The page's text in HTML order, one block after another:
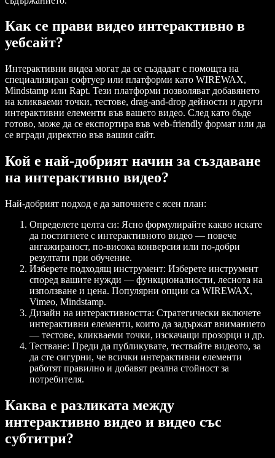
Как се прави видео интерактивно в
уебсайт?
Интерактивни видеа могат да се създадат с помощта на
специализиран софтуер или платформи като WIREWAX,
Mindstamp или Rapt. Тези платформи позволяват добавянето
на кликваеми точки, тестове, drag-and-drop дейности и други
интерактивни елементи във вашето видео. След като бъде
готово, може да се експортира във web-friendly формат или да
се вгради директно във вашия сайт.
Кой е най-добрият начин за създаване
на интерактивно видео?
Най-добрият подход е да започнете с ясен план:
Определете целта си: Ясно формулирайте какво искате
да постигнете с интерактивното видео — повече
ангажираност, по-висока конверсия или по-добри
резултати при обучение.
Изберете подходящ инструмент: Изберете инструмент
според вашите нужди — функционалности, леснота на
използване и цена. Популярни опции са WIREWAX,
Vimeo, Mindstamp.
Дизайн на интерактивността: Стратегически включете
интерактивни елементи, които да задържат вниманието
— тестове, кликваеми точки, изскачащи прозорци и др.
Тестване: Преди да публикувате, тествайте видеото, за
да сте сигурни, че всички интерактивни елементи
работят правилно и добавят реална стойност за
потребителя.
Каква е разликата между
интерактивно видео и видео със
субтитри?